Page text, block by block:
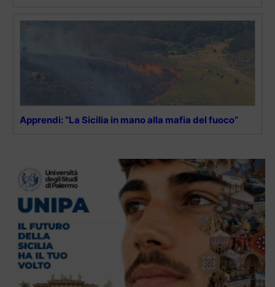
Apprendi: “La Sicilia in mano alla mafia del fuoco”